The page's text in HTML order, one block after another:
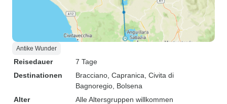
Antike Wunder
Reisedauer
7 Tage
Destinationen
Bracciano , Capranica , Civita di
Bagnoregio , Bolsena
Alter
Alle Altersgruppen willkommen